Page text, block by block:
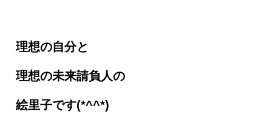
理想の自分と
理想の未来請負人の
絵里子です(*^^*)